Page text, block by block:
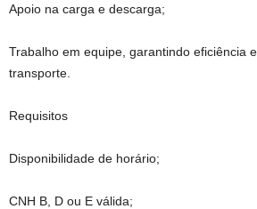
Apoio na carga e descarga;
Trabalho em equipe, garantindo eficiência
transporte.
Requisitos
Disponibilidade de horário;
CNH B, D ou E válida;